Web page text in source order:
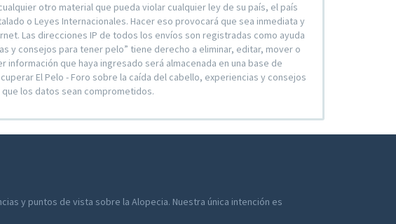
otro material que pueda violar cualquier ley de su país, el país
o Leyes Internacionales. Hacer eso provocará que sea inmediata y
Las direcciones IP de todos los envíos son registradas como ayuda
y consejos para tener pelo” tiene derecho a eliminar, editar, mover o
que haya ingresado será almacenada en una base de
El Pelo - Foro sobre la caída del cabello, experiencias y consejos
los datos sean comprometidos.
y puntos de vista sobre la Alopecia. Nuestra única intención es